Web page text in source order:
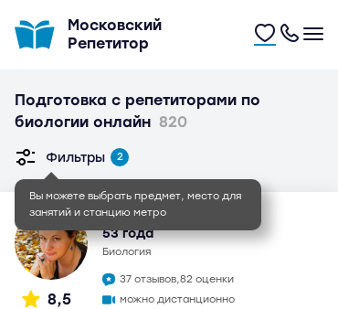
Московский
Репетитор
Подготовка с репетиторами по
биологии онлайн 820
Вы можете выбрать предмет, место для
занятий и станцию метро
Фильтры 2
8,5
Елена Алексеевна
53 года
биология
37 отзывов,82 оценки
можно дистанционно